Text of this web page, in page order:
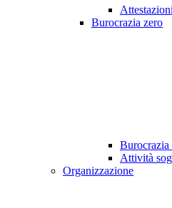
Burocrazia zero
Burocrazia
Attività
Organizzazione